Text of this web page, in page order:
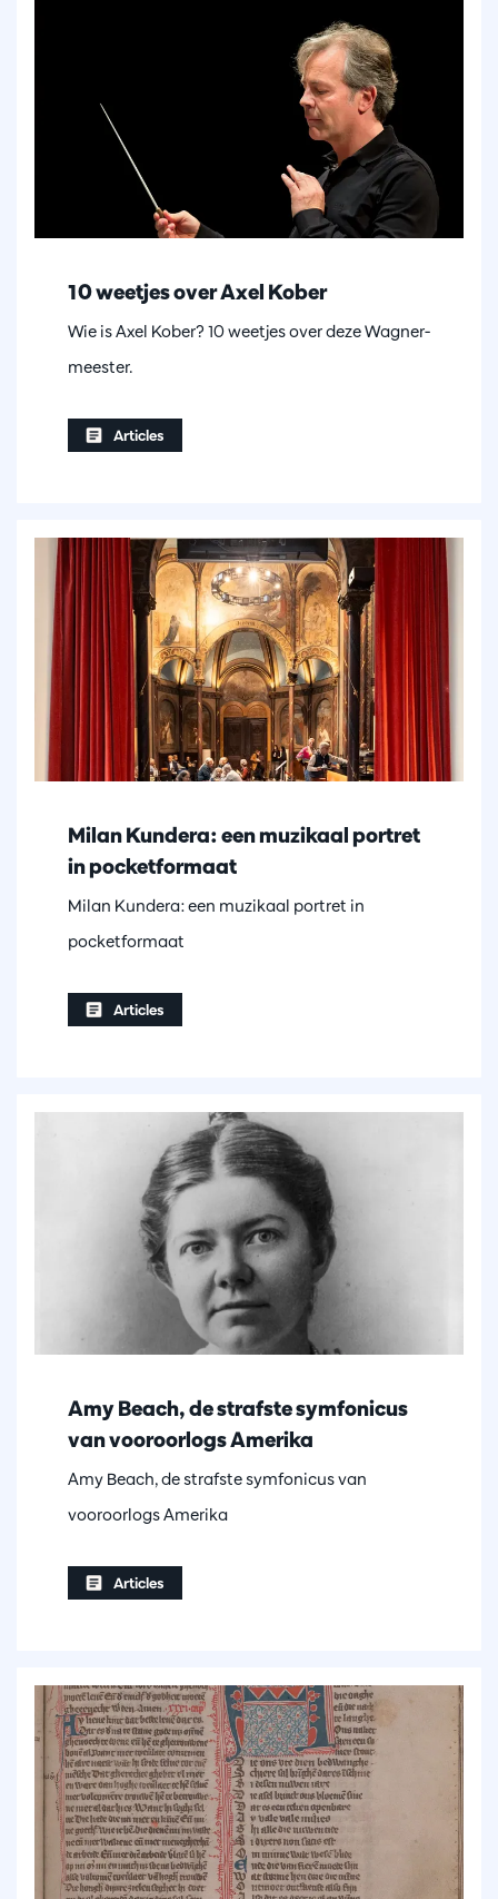
10 weetjes over Axel Kober
Wie is Axel Kober? 10 weetjes over deze Wagner-
meester.
Articles
Milan Kundera: een muzikaal portret
in pocketformaat
Milan Kundera: een muzikaal portret in
pocketformaat
Articles
Amy Beach, de strafste symfonicus
van vooroorlogs Amerika
Amy Beach, de strafste symfonicus van
vooroorlogs Amerika
Articles